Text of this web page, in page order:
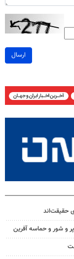
ارسال
حقیقت‌اند
و شور و حماسه آفرین